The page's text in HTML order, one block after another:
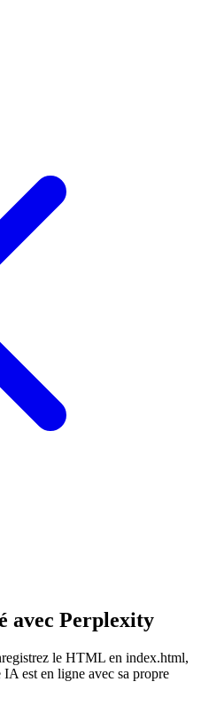
avec Perplexity
le HTML en index.html,
est en ligne avec sa propre